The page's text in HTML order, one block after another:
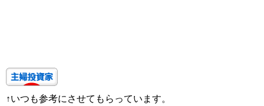
↑いつも参考にさせてもらっています。